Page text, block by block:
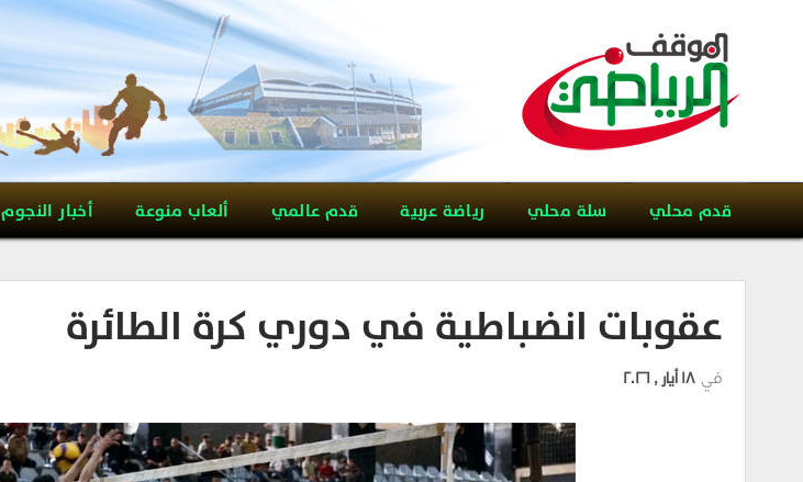
قدم محلي سلة محلي رياضة عربية قدم عالمي ألعاب منوعة أخبار النجوم
عقوبات انضباطية في دوري كرة الطائرة
في 18 أيار , 2026